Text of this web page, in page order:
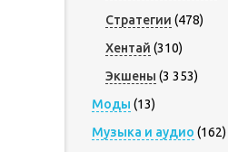
Стратегии (478)
Хентай (310)
Экшены (3 353)
Моды (13)
Музыка и аудио (162)